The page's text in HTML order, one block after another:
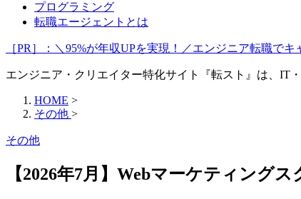
プログラミング
転職エージェントとは
［PR］：＼95%が年収UPを実現！／エンジニア転職で
エンジニア・クリエイター特化サイト『転スト』は、IT
HOME >
その他 >
その他
【2026年7月】Webマーケティング